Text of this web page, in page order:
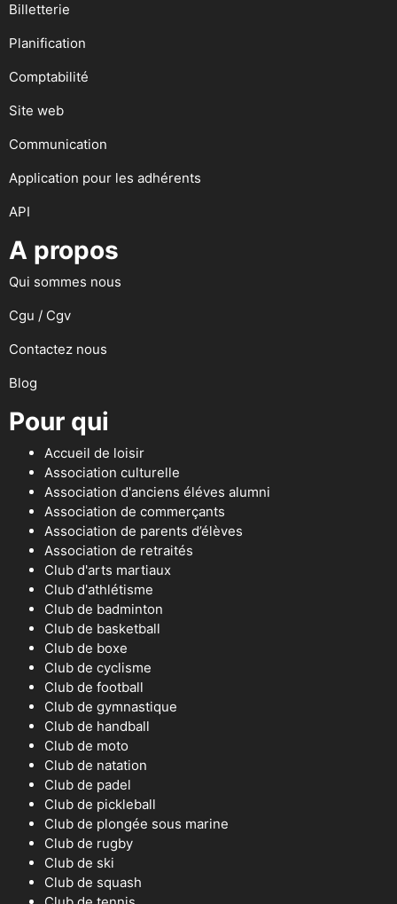
Billetterie
Planification
Comptabilité
Site web
Communication
Application pour les adhérents
API
A propos
Qui sommes nous
Cgu / Cgv
Contactez nous
Blog
Pour qui
Accueil de loisir
Association culturelle
Association d'anciens éléves alumni
Association de commerçants
Association de parents d’élèves
Association de retraités
Club d'arts martiaux
Club d'athlétisme
Club de badminton
Club de basketball
Club de boxe
Club de cyclisme
Club de football
Club de gymnastique
Club de handball
Club de moto
Club de natation
Club de padel
Club de pickleball
Club de plongée sous marine
Club de rugby
Club de ski
Club de squash